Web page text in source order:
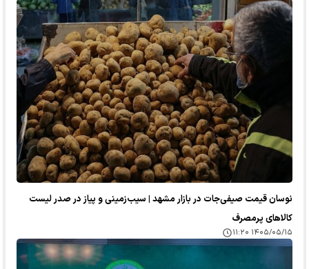
نوسان قیمت صیفی‌جات در بازار مشهد | سیب‌زمینی و پیاز در صدر لیست
کالا‌های پرمصرف
۱۴۰۵/۰۵/۱۵ ۱۱:۲۰